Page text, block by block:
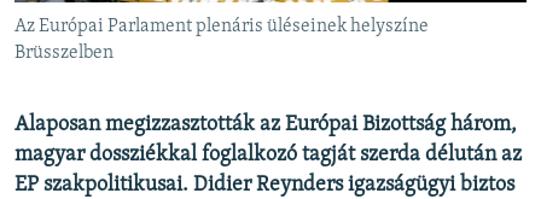
KÖVESSEN MINKET!
Valamennyi RFE/RL weboldal
Az Európai Parlament plenáris üléseinek helyszíne
Brüsszelben
Alaposan megizzasztották az Európai Bizottság három,
magyar dossziékkal foglalkozó tagját szerda délután az
EP szakpolitikusai. Didier Reynders igazságügyi biztos